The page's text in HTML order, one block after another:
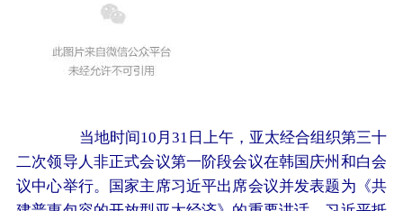
当地时间10月31日上午，亚太经合组织第三十
二次领导人非正式会议第一阶段会议在韩国庆州和白会
议中心举行。国家主席习近平出席会议并发表题为《共